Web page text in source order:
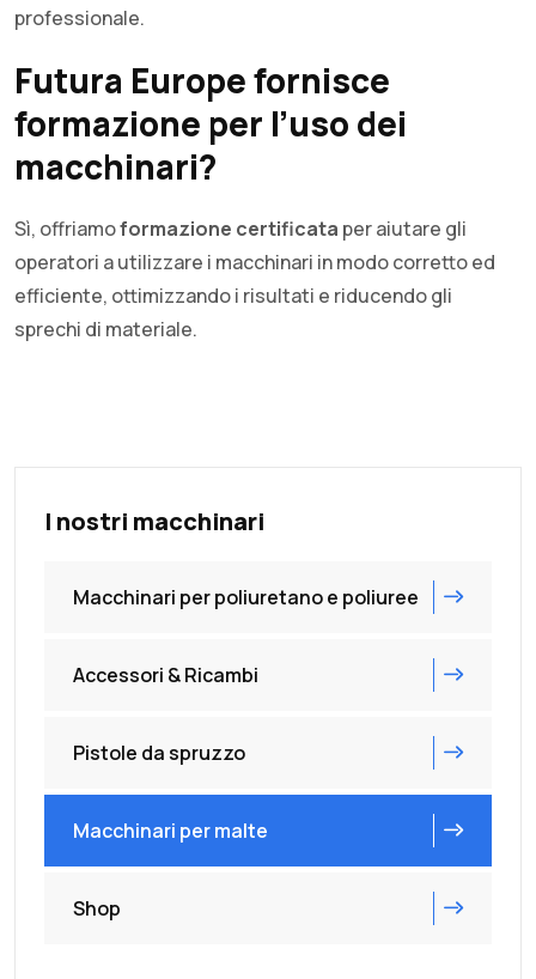
professionale.
Futura Europe fornisce
formazione per l’uso dei
macchinari?
Sì, offriamoformazione certificata per aiutare gli
operatori a utilizzare i macchinari in modo corretto ed
efficiente, ottimizzando i risultati e riducendo gli
sprechi di materiale.
I nostri macchinari
Macchinari per poliuretano e poliuree
Accessori & Ricambi
Pistole da spruzzo
Macchinari per malte
Shop